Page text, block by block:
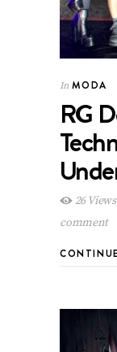
In MODA
RG
26 Views
comment